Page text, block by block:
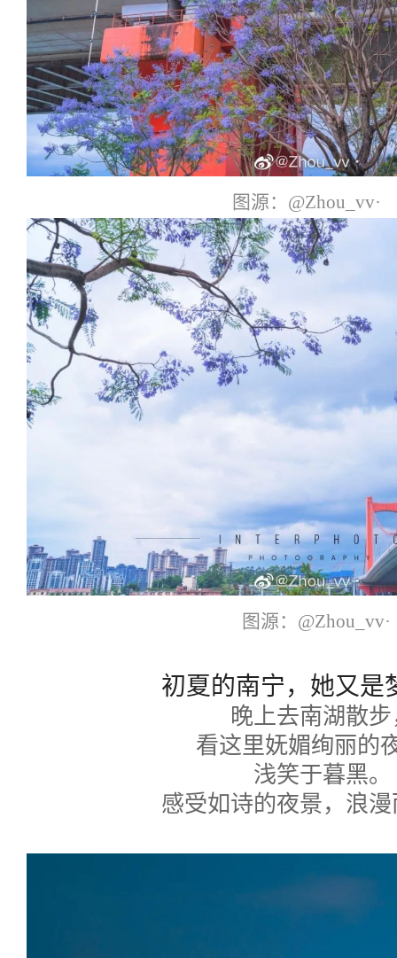
图源：@Zhou_vv·
图源：@Zhou_vv·
初夏的南宁，她又是
晚上去南湖散
看这里妩媚绚丽的
浅笑于暮黑。
感受如诗的夜景，浪